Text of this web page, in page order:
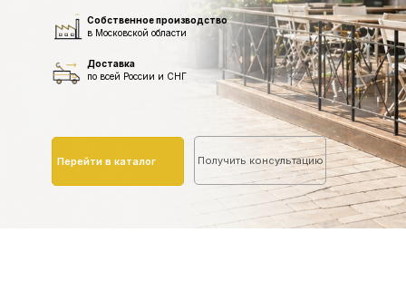
Собственное производство
в Московской области
Доставка
по всей России и СНГ
Перейти в каталог Получить консультацию